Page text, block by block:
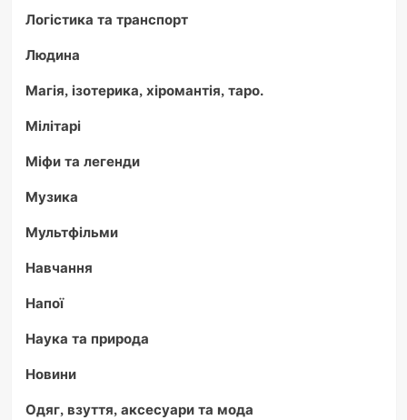
Логістика та транспорт
Людина
Магія, ізотерика, хіромантія, таро.
Мілітарі
Міфи та легенди
Музика
Мультфільми
Навчання
Напої
Наука та природа
Новини
Одяг, взуття, аксесуари та мода